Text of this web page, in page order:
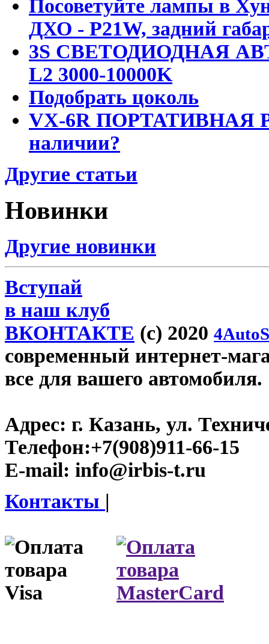
Посоветуйте лампы в
ДХО - P21W, задний
3S СВЕТОДИОДНАЯ
L2 3000-10000K
Подобрать цоколь
VX-6R ПОРТАТИВНАЯ
наличии?
Другие статьи
Новинки
Другие новинки
Вступай
в наш клуб
ВКОНТАКТЕ (c) 2020
современный интернет-
все для вашего автомобиля.
Адрес: г. Казань, ул.
Телефон:+7(908)911-66-15
E-mail: info@irbis-t.ru
Контакты |